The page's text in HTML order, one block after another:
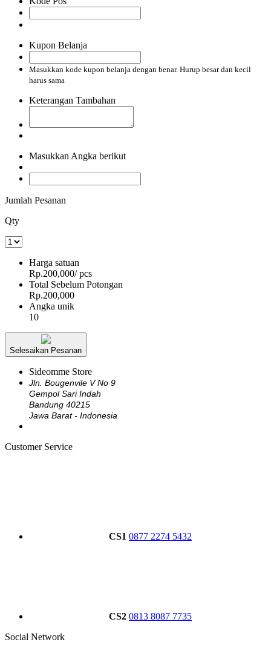
Kupon Belanja
Masukkan kode kupon belanja dengan benar. Hurup besar dan kecil
harus sama
Keterangan Tambahan
Masukkan Angka berikut
Jumlah Pesanan
Qty
Harga satuan
Rp.200,000/ pcs
Total Sebelum Potongan
Rp.200,000
Angka unik
10
Selesaikan Pesanan
Sideomme Store
Jln. Bougenvile V No 9
Gempol Sari Indah
Bandung 40215
Jawa Barat - Indonesia
Customer Service
CS1 0877 2274 5432
CS2 0813 8087 7735
Social Network